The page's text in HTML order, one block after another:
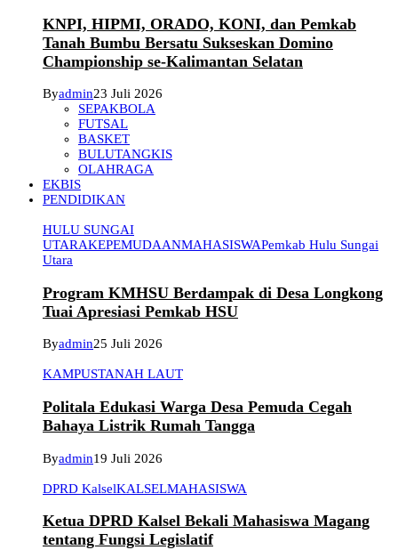
KNPI, HIPMI, ORADO, KONI, dan Pemkab
Tanah Bumbu Bersatu Sukseskan Domino
Championship se-Kalimantan Selatan
Byadmin23 Juli 2026
SEPAKBOLA
FUTSAL
BASKET
BULUTANGKIS
OLAHRAGA
EKBIS
PENDIDIKAN
HULU SUNGAI
UTARAKEPEMUDAANMAHASISWAPemkab Hulu Sungai
Utara
Program KMHSU Berdampak di Desa Longkong
Tuai Apresiasi Pemkab HSU
Byadmin25 Juli 2026
KAMPUSTANAH LAUT
Politala Edukasi Warga Desa Pemuda Cegah
Bahaya Listrik Rumah Tangga
Byadmin19 Juli 2026
DPRD KalselKALSELMAHASISWA
Ketua DPRD Kalsel Bekali Mahasiswa Magang
tentang Fungsi Legislatif